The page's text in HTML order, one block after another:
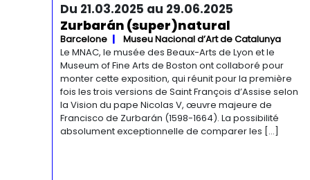
Du 21.03.2025 au 29.06.2025
Zurbarán (super)natural
Barcelone
Museu Nacional d’Art de Catalunya
Le MNAC, le musée des Beaux-Arts de Lyon et le
Museum of Fine Arts de Boston ont collaboré pour
monter cette exposition, qui réunit pour la première
fois les trois versions de Saint François d’Assise selon
la Vision du pape Nicolas V, œuvre majeure de
Francisco de Zurbarán (1598-1664). La possibilité
absolument exceptionnelle de comparer les […]